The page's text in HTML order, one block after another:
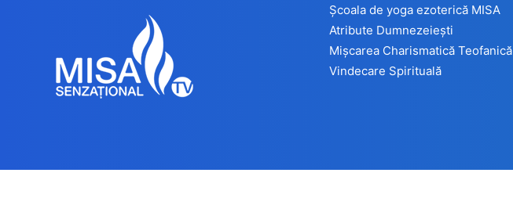
Școala de yoga ezoterică MISA
Atribute Dumnezeiești
Mișcarea Charismatică Teofanică
Vindecare Spirituală